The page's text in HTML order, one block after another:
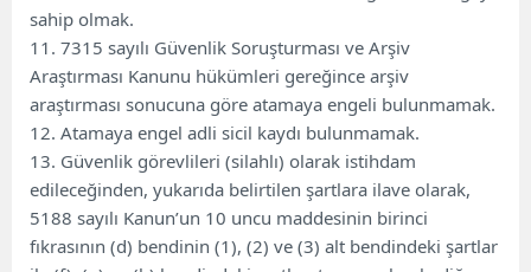
sahip olmak.
11. 7315 sayılı Güvenlik Soruşturması ve Arşiv
Araştırması Kanunu hükümleri gereğince arşiv
araştırması sonucuna göre atamaya engeli bulunmamak.
12. Atamaya engel adli sicil kaydı bulunmamak.
13. Güvenlik görevlileri (silahlı) olarak istihdam
edileceğinden, yukarıda belirtilen şartlara ilave olarak,
5188 sayılı Kanun’un 10 uncu maddesinin birinci
fıkrasının (d) bendinin (1), (2) ve (3) alt bendindeki şartlar